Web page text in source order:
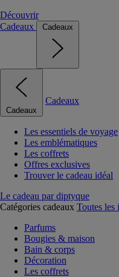
Découvrir
Cadeaux
Cadeaux
Cadeaux
Cadeaux
Les essentiels de voyage
Les emblématiques
Les coffrets
Offres exclusives
Trouver le cadeau idéal
Le cadeau par diptyque
Catégories cadeaux Toutes les
Parfums
Bougies & maison
Bain & corps
Décoration
Les coffrets